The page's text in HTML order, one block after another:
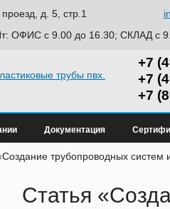
д. 5, стр.1
ОФИС с 9.00 до 16.30; СКЛАД с
+7
+7
+7
Документация
трубопроводных
Статья